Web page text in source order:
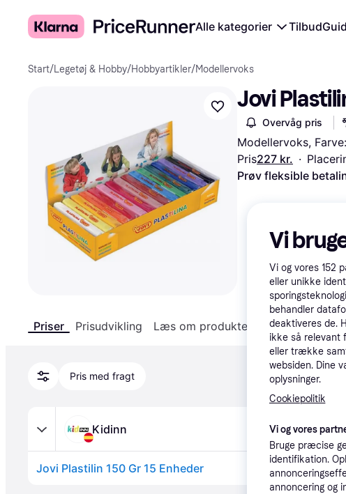
Alle kategorier Tilbud
Start/Legetøj & Hobby/Hobbyartikler/Modellervoks
Jovi
Overvåg pris
Modellervoks,
Pris227 kr. ·
Prøv fleksible
Priser Prisudvikling Læs om produktet Specifikationer
Pris med fragt
Kidinn
Jovi Plastilin 150 Gr 15 Enheder
Vi
Vi og vores 152
eller unikke
behandler
deaktiveres de.
ikke så relevant
eller trække
websiden. Dine
oplysninger.
Cookiepolitik
Vi og vores
Bruge præcise
identifikation.
annoncering og